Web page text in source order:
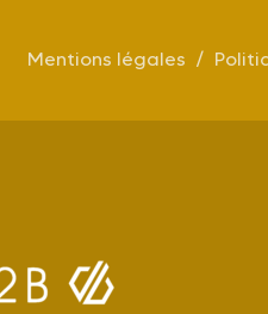
Mentions légales